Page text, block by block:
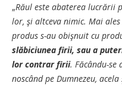
„Răul este abaterea lu­crării
lor, şi altceva nimic. Mai
produs s-au obişnuit cu
slăbiciunea firii, sau a
lor contrar firii. Făcându-
nos­când pe Dumnezeu,